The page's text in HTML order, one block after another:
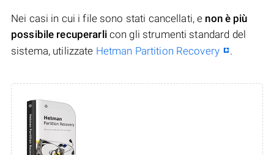
Nei casi in cui i file sono stati cancellati, e non è più
possibile recuperarlicon gli strumenti standard del
sistema, utilizzate Hetman Partition Recovery .